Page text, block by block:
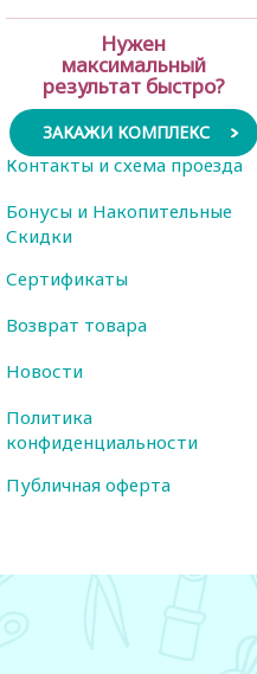
Нужен
максимальный
результат быстро?
ЗАКАЖИ КОМПЛЕКС
Контакты и схема проезда
Бонусы и Накопительные
Скидки
Сертификаты
Возврат товара
Новости
Политика
конфиденциальности
Публичная оферта